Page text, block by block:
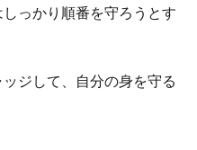
っかり順番を守ろうとす
ジして、自分の身を守る